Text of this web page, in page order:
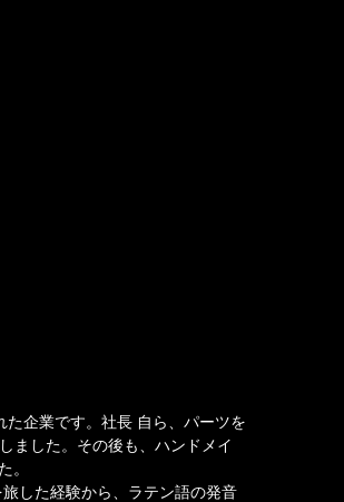
企業です。社長 自ら、パーツを
ました。その後も、ハンドメイ
。
した経験から、ラテン語の発音